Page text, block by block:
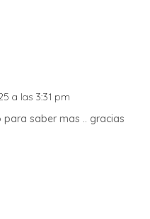
a las 3:31 pm
saber mas .. gracias